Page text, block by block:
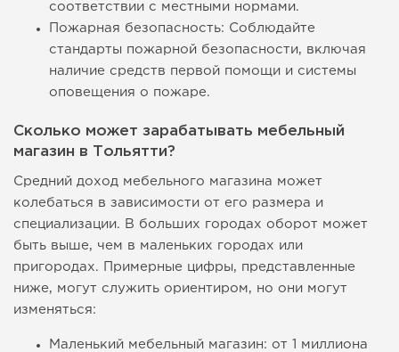
соответствии с местными нормами.
Пожарная безопасность: Соблюдайте
стандарты пожарной безопасности, включая
наличие средств первой помощи и системы
оповещения о пожаре.
Сколько может зарабатывать мебельный
магазин в Тольятти?
Средний доход мебельного магазина может
колебаться в зависимости от его размера и
специализации. В больших городах оборот может
быть выше, чем в маленьких городах или
пригородах. Примерные цифры, представленные
ниже, могут служить ориентиром, но они могут
изменяться:
Маленький мебельный магазин: от 1 миллиона